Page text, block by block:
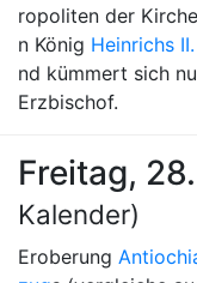
ropoliten der
n König Heinrichs II.
nd kümmert sich
Erzbischof.
Freitag,
Kalender)
Eroberung